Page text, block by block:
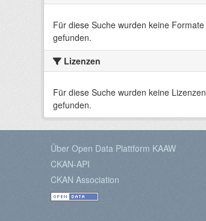
Für diese Suche wurden keine Formate
gefunden.
Lizenzen
Für diese Suche wurden keine Lizenzen
gefunden.
Über Open Data Plattform KAAW
CKAN-API
CKAN Association